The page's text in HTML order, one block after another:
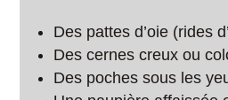
Des pattes d’oie (rides
Des cernes creux ou
Des poches sous les